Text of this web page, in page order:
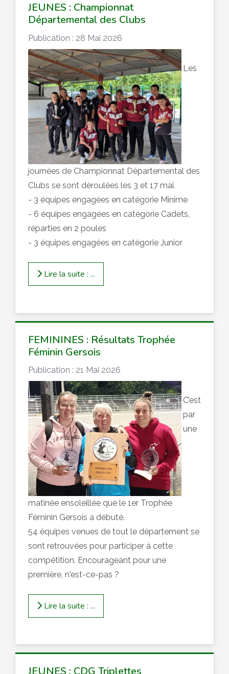
JEUNES : Championnat
Départemental des Clubs
Publication : 28 Mai 2026
Les
journées de Championnat Départemental des
Clubs se sont déroulées les 3 et 17 mai.
- 3 équipes engagées en catégorie Minime
- 6 équipes engagées en catégorie Cadets,
réparties en 2 poules
- 3 équipes engagées en catégorie Junior
Lire la suite : ...
FEMININES : Résultats Trophée
Féminin Gersois
Publication : 21 Mai 2026
C’est
par
une
matinée ensoleillée que le 1er Trophée
Féminin Gersois a débuté.
54 équipes venues de tout le département se
sont retrouvées pour participer à cette
compétition. Encourageant pour une
première, n'est-ce-pas ?
Lire la suite : ...